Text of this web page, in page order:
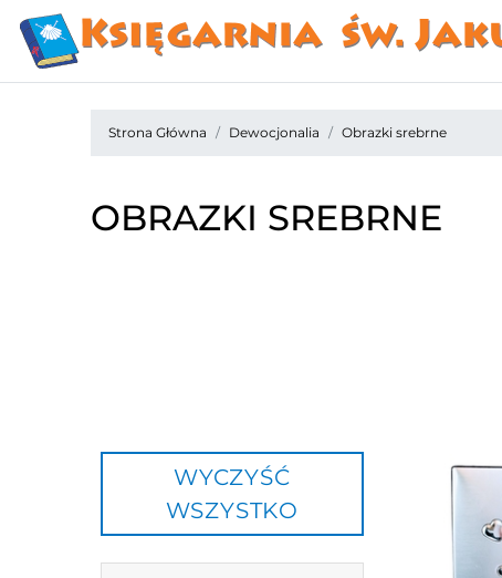
Strona Główna Dewocjonalia Obrazki srebrne
OBRAZKI SREBRNE
WYCZYŚĆ
WSZYSTKO